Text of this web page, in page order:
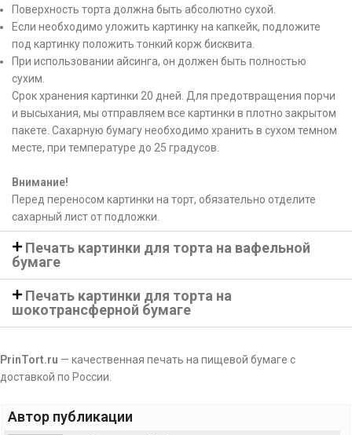
Поверхность торта должна быть абсолютно сухой.
Если необходимо уложить картинку на капкейк, подложите
под картинку положить тонкий корж бисквита.
При использовании айсинга, он должен быть полностью
сухим.
Срок хранения картинки 20 дней. Для предотвращения порчи
и высыхания, мы отправляем все картинки в плотно закрытом
пакете. Сахарную бумагу необходимо хранить в сухом темном
месте, при температуре до 25 градусов.
Внимание!
Перед переносом картинки на торт, обязательно отделите
сахарный лист от подложки.
Печать картинки для торта на вафельной
бумаге
Печать картинки для торта на
шокотрансферной бумаге
PrinTort.ru — качественная печать на пищевой бумаге с
доставкой по России.
Автор публикации